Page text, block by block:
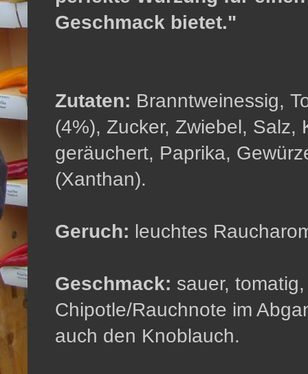
Geschmack bietet."
Zutaten: Branntweinessig,
(4%), Zucker, Zwiebel, Salz,
geräuchert, Paprika,
(Xanthan).
Geruch: leuchtes
Geschmack: sauer,
Chipotle/Rauchnote im
auch den Knoblauch.